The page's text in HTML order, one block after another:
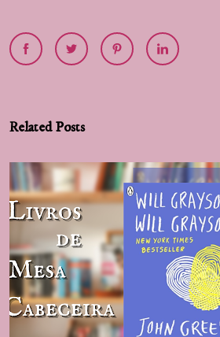
Related Posts